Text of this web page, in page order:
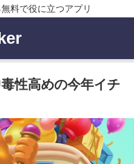
料で役に立つアプリ
性高めの今年イチ